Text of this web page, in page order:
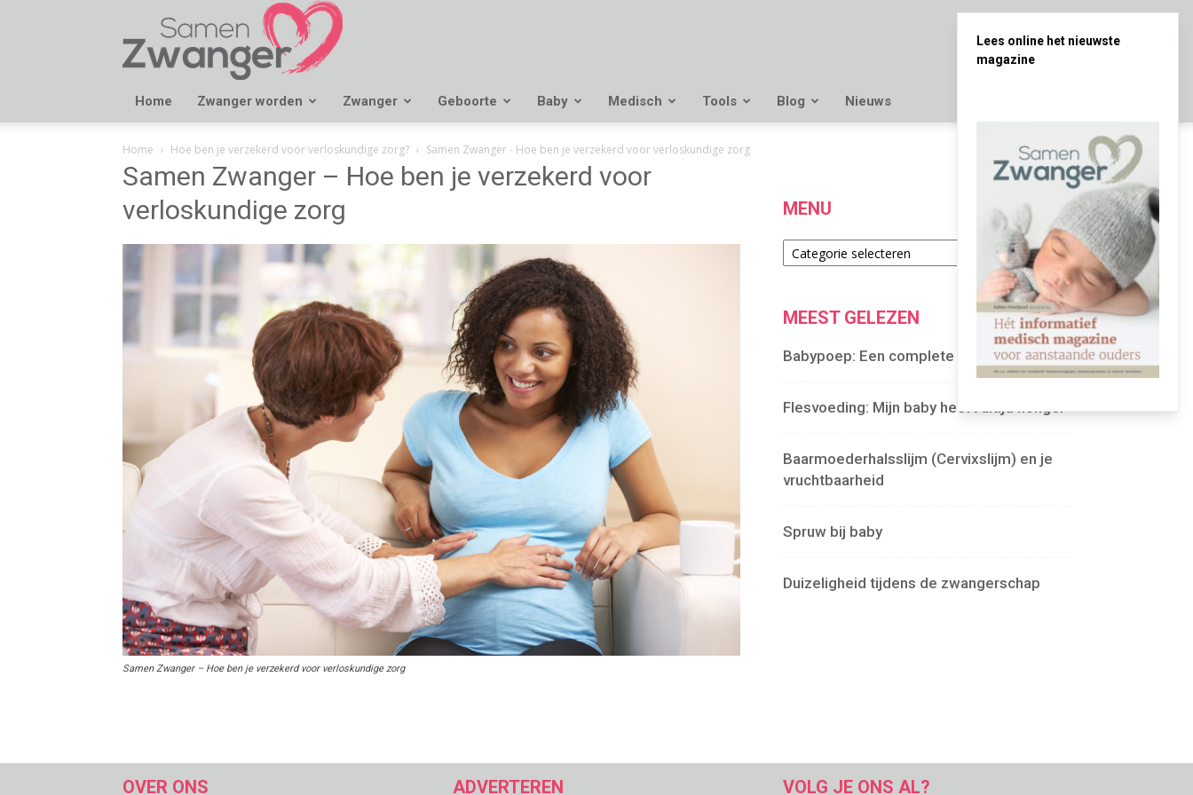
Samen
Zwanger
Home Zwanger worden Zwanger Geboorte Baby Medisch Tools Blog Nieuws
Home Hoe ben je verzekerd voor verloskundige zorg? Samen Zwanger - Hoe ben je verzekerd voor verloskundige zorg
Samen Zwanger – Hoe ben je verzekerd voor
verloskundige zorg
Samen Zwanger – Hoe ben je verzekerd voor verloskundige zorg
MENU
Menu
MEEST GELEZEN
Babypoep: Een complete gids
Flesvoeding: Mijn baby heeft altijd honger
Baarmoederhalsslijm (Cervixslijm) en je
vruchtbaarheid
Spruw bij baby
Duizeligheid tijdens de zwangerschap
OVER ONS ADVERTEREN VOLG JE ONS AL?
Lees online het nieuwste
magazine